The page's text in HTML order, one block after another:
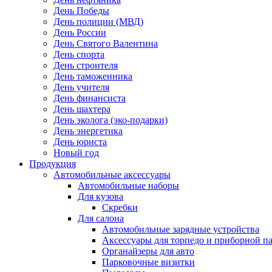
День Победы
День полиции (МВД)
День России
День Святого Валентина
День спорта
День строителя
День таможенника
День учителя
День финансиста
День шахтера
День эколога (эко-подарки)
День энергетика
День юриста
Новый год
Продукция
Автомобильные аксессуары
Автомобильные наборы
Для кузова
Скребки
Для салона
Автомобильные зарядные устройства
Аксессуары для торпедо и приборной
Органайзеры для авто
Парковочные визитки